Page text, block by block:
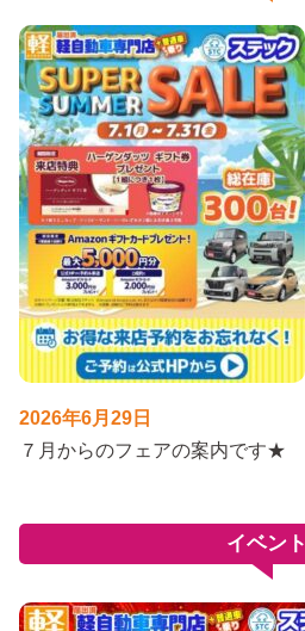
2026年6月29日
７月からのフェアの案内です★
イベント